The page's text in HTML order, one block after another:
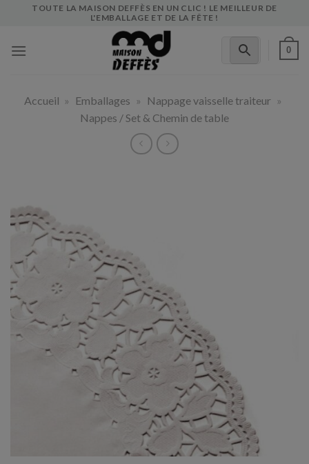
TOUTE LA MAISON DEFFÈS EN UN CLIC ! LE MEILLEUR DE
L'EMBALLAGE ET DE LA FÊTE !
0
Accueil » Emballages » Nappage vaisselle traiteur »
Nappes / Set & Chemin de table